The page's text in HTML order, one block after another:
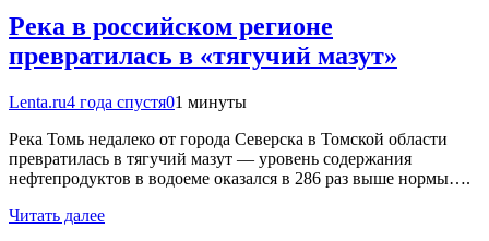
Река в российском регионе
превратилась в «тягучий мазут»
Lenta.ru4 года спустя01 минуты
Река Томь недалеко от города Северска в Томской области
превратилась в тягучий мазут — уровень содержания
нефтепродуктов в водоеме оказался в 286 раз выше нормы….
Читать далее